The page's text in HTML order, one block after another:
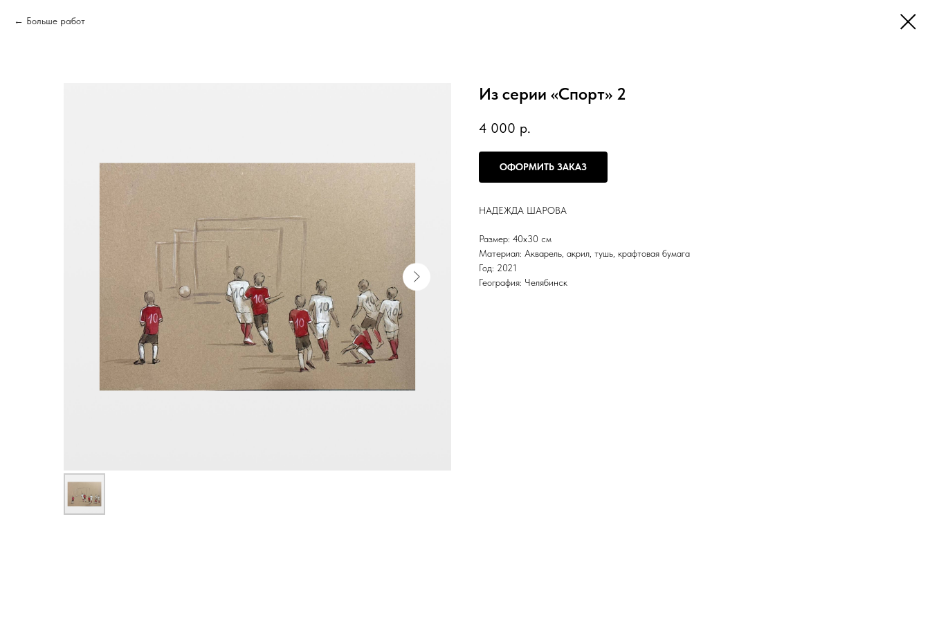
Больше работ
Из серии «Спорт» 2
4 000 р.
ОФОРМИТЬ ЗАКАЗ
НАДЕЖДА ШАРОВА
Размер: 40х30 см
Материал: Акварель, акрил, тушь, крафтовая бумага
Год: 2021
География: Челябинск